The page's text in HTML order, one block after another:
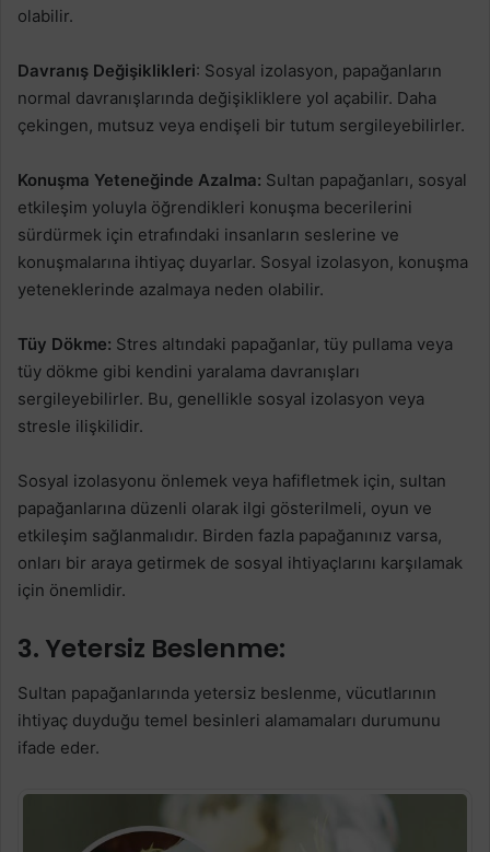
olabilir.
Davranış Değişiklikleri: Sosyal izolasyon, papağanların
normal davranışlarında değişikliklere yol açabilir. Daha
çekingen, mutsuz veya endişeli bir tutum sergileyebilirler.
Konuşma Yeteneğinde Azalma: Sultan papağanları, sosyal
etkileşim yoluyla öğrendikleri konuşma becerilerini
sürdürmek için etrafındaki insanların seslerine ve
konuşmalarına ihtiyaç duyarlar. Sosyal izolasyon, konuşma
yeteneklerinde azalmaya neden olabilir.
Tüy Dökme: Stres altındaki papağanlar, tüy pullama veya
tüy dökme gibi kendini yaralama davranışları
sergileyebilirler. Bu, genellikle sosyal izolasyon veya
stresle ilişkilidir.
Sosyal izolasyonu önlemek veya hafifletmek için, sultan
papağanlarına düzenli olarak ilgi gösterilmeli, oyun ve
etkileşim sağlanmalıdır. Birden fazla papağanınız varsa,
onları bir araya getirmek de sosyal ihtiyaçlarını karşılamak
için önemlidir.
3. Yetersiz Beslenme:
Sultan papağanlarında yetersiz beslenme, vücutlarının
ihtiyaç duyduğu temel besinleri alamamaları durumunu
ifade eder.